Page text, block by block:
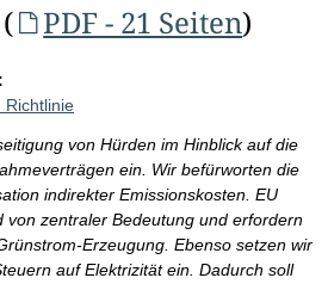
PDF - 21 Seiten)
Richtlinie
von Hürden im Hinblick auf die
ein. Wir befürworten die
indirekter Emissionskosten. EU
von zentraler Bedeutung und erfordern
Erzeugung. Ebenso setzen wir
auf Elektrizität ein. Dadurch soll